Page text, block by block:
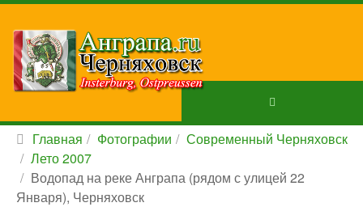
Главная Фотографии
Современный Черняховск
Лето 2007
Водопад на реке Анграпа (рядом с улицей 22
Января), Черняховск